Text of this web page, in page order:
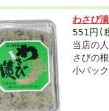
わさび
551円(
当店の
さびの
小パッ